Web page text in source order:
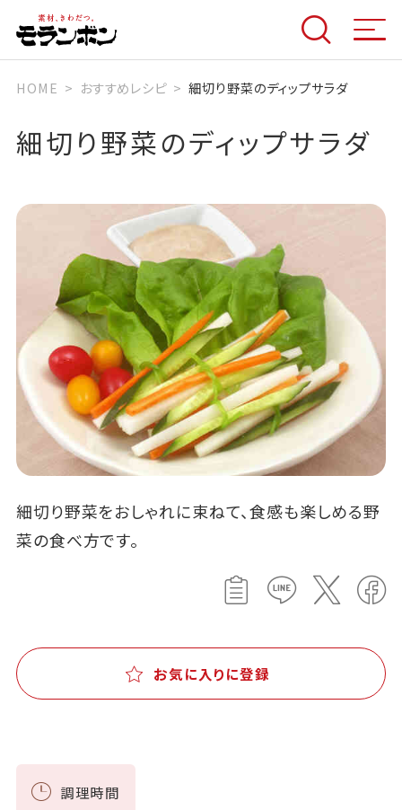
HOME おすすめレシピ 細切り野菜のディップサラダ
細切り野菜のディップサラダ
細切り野菜をおしゃれに束ねて、食感も楽しめる野
菜の食べ方です。
お気に入りに登録
調理時間